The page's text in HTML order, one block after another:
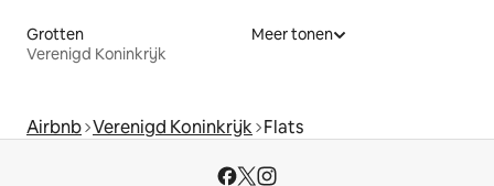
Grotten
Verenigd Koninkrijk
Meer tonen
Airbnb Verenigd Koninkrijk Flats